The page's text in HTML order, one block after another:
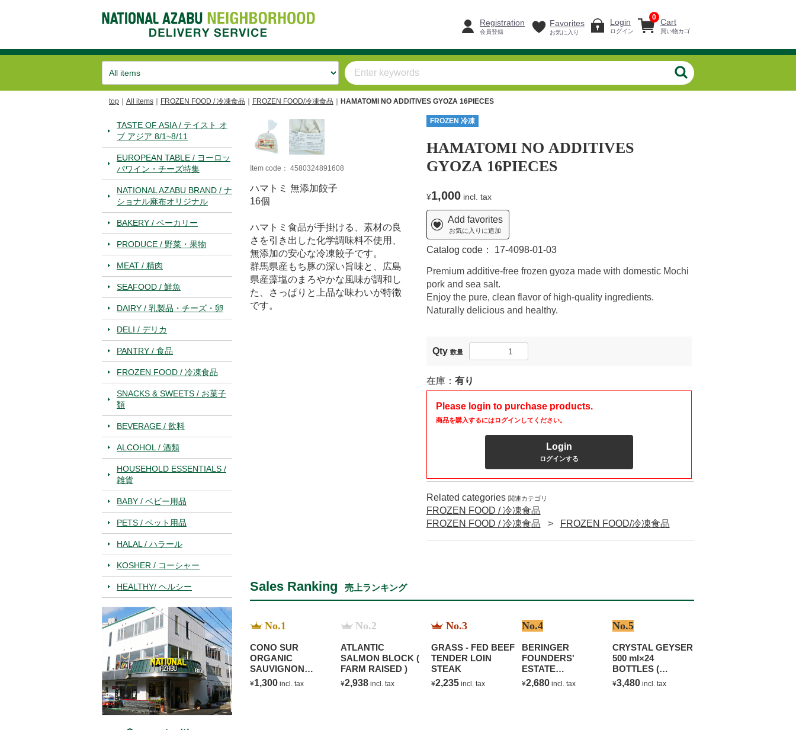
Cart
買い物カゴ
0
Registration
会員登録
Favorites
お気に入り
Login
ログイン
top All items FROZEN FOOD / 冷凍食品 FROZEN FOOD/冷凍食品 HAMATOMI NO ADDITIVES GYOZA 16PIECES
TASTE OF ASIA / テイスト オ
ブ アジア 8/1~8/11
EUROPEAN TABLE / ヨーロッ
パワイン・チーズ特集
NATIONAL AZABU BRAND / ナ
ショナル麻布オリジナル
BAKERY / ベーカリー
PRODUCE / 野菜・果物
MEAT / 精肉
SEAFOOD / 鮮魚
DAIRY / 乳製品・チーズ・卵
DELI / デリカ
PANTRY / 食品
FROZEN FOOD / 冷凍食品
SNACKS & SWEETS / お菓子
類
BEVERAGE / 飲料
ALCOHOL / 酒類
HOUSEHOLD ESSENTIALS /
雑貨
BABY / ベビー用品
PETS / ペット用品
HALAL / ハラール
KOSHER / コーシャー
HEALTHY/ ヘルシー
FROZEN 冷凍
HAMATOMI NO ADDITIVES
GYOZA 16PIECES
¥1,000incl. tax
Add favorites
お気に入りに追加
Catalog code： 17-4098-01-03
Premium additive-free frozen gyoza made with domestic Mochi
pork and sea salt.
Enjoy the pure, clean flavor of high-quality ingredients.
Naturally delicious and healthy.
Qty 数量
在庫： 有り
Please login to purchase products.
商品を購入するにはログインしてください。
Login
ログインする
Item code： 4580324891608
ハマトミ 無添加餃子
16個
ハマトミ食品が手掛ける、素材の良
さを引き出した化学調味料不使用、
無添加の安心な冷凍餃子です。
群馬県産もち豚の深い旨味と、広島
県産藻塩のまろやかな風味が調和し
た、さっぱりと上品な味わいが特徴
です。
Related categories 関連カテゴリ
FROZEN FOOD / 冷凍食品
FROZEN FOOD / 冷凍食品
FROZEN FOOD/冷凍食品
Sales Ranking 売上ランキング
No.1
CONO SUR
ORGANIC
SAUVIGNON
BLANC
¥1,300 incl. tax
No.2
ATLANTIC
SALMON BLOCK (
FARM RAISED )
¥2,938 incl. tax
No.3
GRASS - FED BEEF
TENDER LOIN
STEAK
¥2,235 incl. tax
No.4
BERINGER
FOUNDERS'
ESTATE
CHARDONNAY
¥2,680 incl. tax
No.5
CRYSTAL GEYSER
500 ml×24
BOTTLES (
NATURAL
MINERAL WATER )
¥3,480 incl. tax